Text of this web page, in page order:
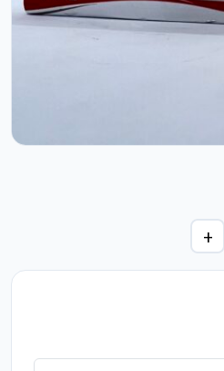
+